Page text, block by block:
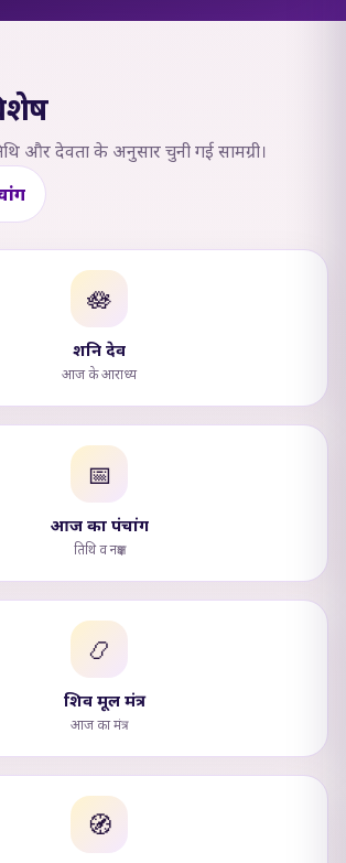
और देवता के अनुसार चुनी गई सामग्री।
🪷
शनि देव
आज के आराध्य
📅
आज का पंचांग
तिथि व नक्षत्र
📿
शिव मूल मंत्र
आज का मंत्र
🧭